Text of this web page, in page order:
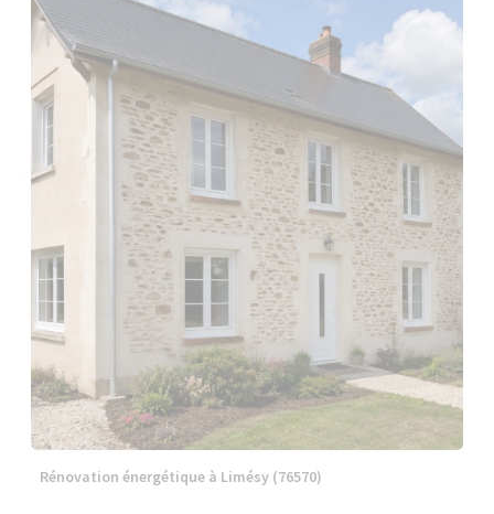
Rénovation énergétique à Limésy (76570)